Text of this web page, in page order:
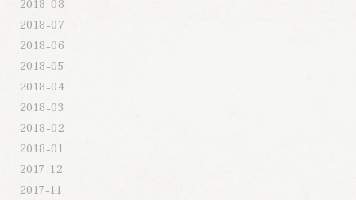
2018-07
2018-06
2018-05
2018-04
2018-03
2018-02
2018-01
2017-12
2017-11